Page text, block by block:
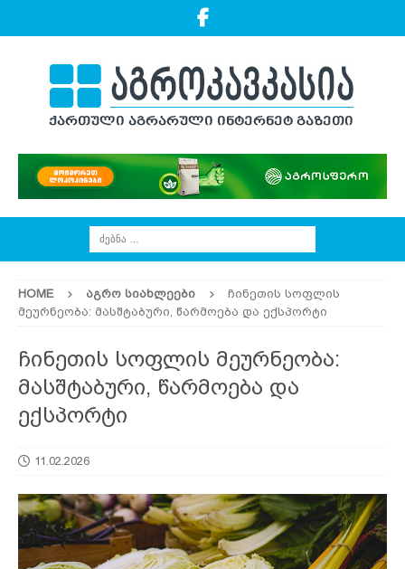
HOME ᲐᲒᲠᲝ ᲡᲘᲐᲮᲚᲔᲔᲑᲘ
ჩინეთის სოფლის
მეურნეობა: მასშტაბური, წარმოება და ექსპორტი
ჩინეთის სოფლის მეურნეობა:
მასშტაბური, წარმოება და
ექსპორტი
11.02.2026